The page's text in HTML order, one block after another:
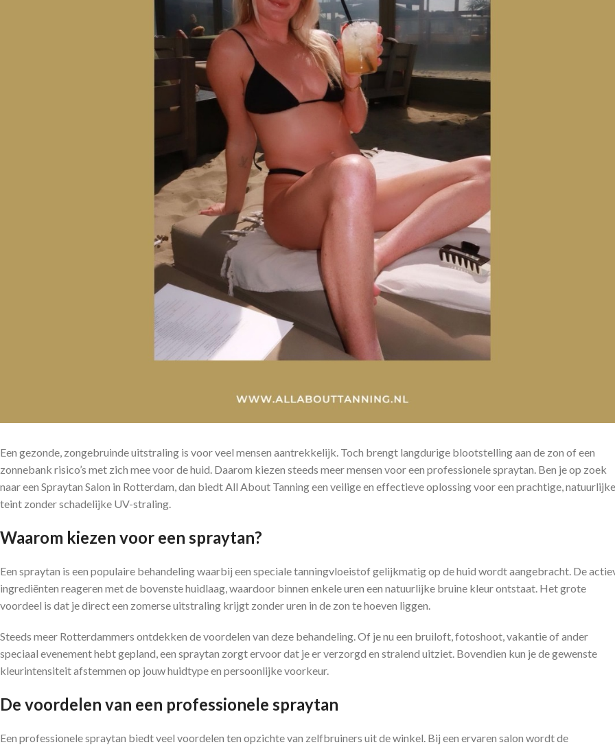
Een gezonde, zongebruinde uitstraling is voor veel mensen aantrekkelijk. Toch brengt langdurige blootstelling aan de zon of een
zonnebank risico’s met zich mee voor de huid. Daarom kiezen steeds meer mensen voor een professionele spraytan. Ben je op zoek
naar een Spraytan Salon in Rotterdam, dan biedt All About Tanning een veilige en effectieve oplossing voor een prachtige, natuurlijke
teint zonder schadelijke UV-straling.
Waarom kiezen voor een spraytan?
Een spraytan is een populaire behandeling waarbij een speciale tanningvloeistof gelijkmatig op de huid wordt aangebracht. De
ingrediënten reageren met de bovenste huidlaag, waardoor binnen enkele uren een natuurlijke bruine kleur ontstaat. Het grote
voordeel is dat je direct een zomerse uitstraling krijgt zonder uren in de zon te hoeven liggen.
Steeds meer Rotterdammers ontdekken de voordelen van deze behandeling. Of je nu een bruiloft, fotoshoot, vakantie of ander
speciaal evenement hebt gepland, een spraytan zorgt ervoor dat je er verzorgd en stralend uitziet. Bovendien kun je de gewenste
kleurintensiteit afstemmen op jouw huidtype en persoonlijke voorkeur.
De voordelen van een professionele spraytan
Een professionele spraytan biedt veel voordelen ten opzichte van zelfbruiners uit de winkel. Bij een ervaren salon wordt de